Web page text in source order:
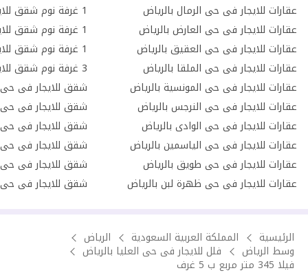
عقارات للايجار فى حى الرمال بالرياض
عقارات للايجار فى حى العارض بالرياض
عقارات للايجار فى حى العقيق بالرياض
عقارات للايجار فى حى الملقا بالرياض
عقارات للايجار فى حى المونسية بالرياض
عقارات للايجار فى حى النرجس بالرياض
عقارات للايجار فى حى الوادى بالرياض
عقارات للايجار فى حى الياسمين بالرياض
عقارات للايجار فى حى طويق بالرياض
عقارات للايجار فى حى ظهرة لبن بالرياض
شقق للايجار فى حى
شقق للايجار فى حى
شقق للايجار فى حى
شقق للايجار فى حى
شقق للايجار فى حى
شقق للايجار فى حى
الرئيسية المملكة العربية السعودية الرياض
وسط الرياض فلل للايجار فى حى العليا بالرياض
فيلا 345 متر مربع ب 5 غرف